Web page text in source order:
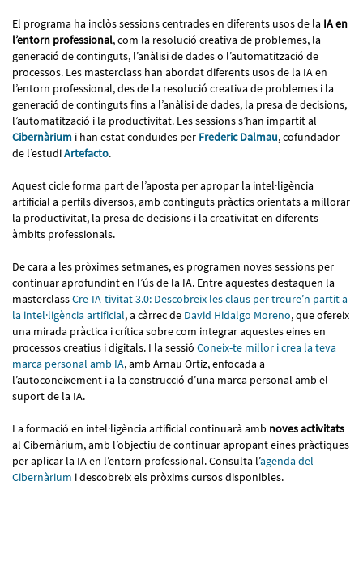
El programa ha inclòs sessions centrades en diferents usos de la IA en
l’entorn professional, com la resolució creativa de problemes, la
generació de continguts, l’anàlisi de dades o l’automatització de
processos. Les masterclass han abordat diferents usos de la IA en
l’entorn professional, des de la resolució creativa de problemes i la
generació de continguts fins a l’anàlisi de dades, la presa de decisions,
l’automatització i la productivitat. Les sessions s’han impartit al
Cibernàrium i han estat conduïdes per Frederic Dalmau, cofundador
de l’estudiArtefacto.
Aquest cicle forma part de l’aposta per apropar la intel·ligència
artificial a perfils diversos, amb continguts pràctics orientats a millorar
la productivitat, la presa de decisions i la creativitat en diferents
àmbits professionals.
De cara a les pròximes setmanes, es programen noves sessions per
continuar aprofundint en l’ús de la IA. Entre aquestes destaquen la
masterclassCre-IA-tivitat 3.0: Descobreix les claus per treure’n partit a
la intel·ligència artificial, a càrrec de David Hidalgo Moreno, que ofereix
una mirada pràctica i crítica sobre com integrar aquestes eines en
processos creatius i digitals. I la sessió Coneix-te millor i crea la teva
marca personal amb IA, amb Arnau Ortiz, enfocada a
l’autoconeixement i a la construcció d’una marca personal amb el
suport de la IA.
La formació en intel·ligència artificial continuarà amb noves activitats
al Cibernàrium, amb l’objectiu de continuar apropant eines pràctiques
per aplicar la IA en l’entorn professional. Consulta l’agenda del
Cibernàrium i descobreix els pròxims cursos disponibles.